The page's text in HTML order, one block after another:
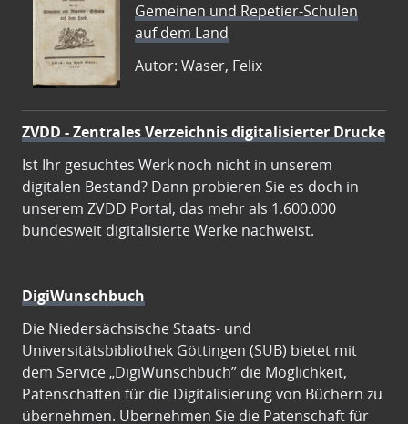
Gemeinen und Repetier-Schulen
auf dem Land
Autor: Waser, Felix
ZVDD - Zentrales Verzeichnis digitalisierter Drucke
Ist Ihr gesuchtes Werk noch nicht in unserem
digitalen Bestand? Dann probieren Sie es doch in
unserem ZVDD Portal, das mehr als 1.600.000
bundesweit digitalisierte Werke nachweist.
DigiWunschbuch
Die Niedersächsische Staats- und
Universitätsbibliothek Göttingen (SUB) bietet mit
dem Service „DigiWunschbuch” die Möglichkeit,
Patenschaften für die Digitalisierung von Büchern zu
übernehmen. Übernehmen Sie die Patenschaft für